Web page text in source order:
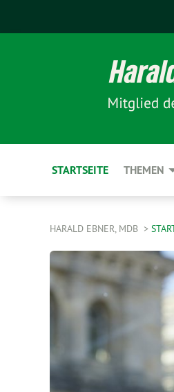
STARTSEITE THEMEN
HARALD EBNER, MDB